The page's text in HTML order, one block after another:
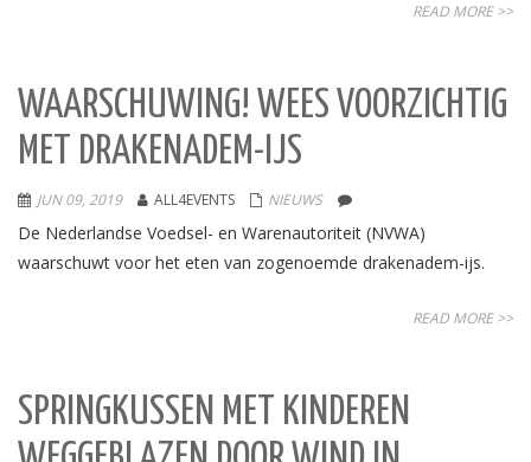
READ MORE >>
WAARSCHUWING! WEES VOORZICHTIG
MET DRAKENADEM-IJS
JUN 09, 2019 ALL4EVENTS NIEUWS
De Nederlandse Voedsel- en Warenautoriteit (NVWA)
waarschuwt voor het eten van zogenoemde drakenadem-ijs.
READ MORE >>
SPRINGKUSSEN MET KINDEREN